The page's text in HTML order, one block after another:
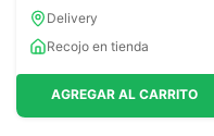
Delivery
Recojo en tienda
AGREGAR AL CARRITO